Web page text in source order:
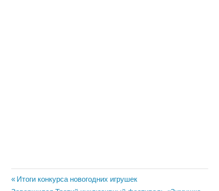
Навигация
Предыдущая
Итоги конкурса новогодних игрушек